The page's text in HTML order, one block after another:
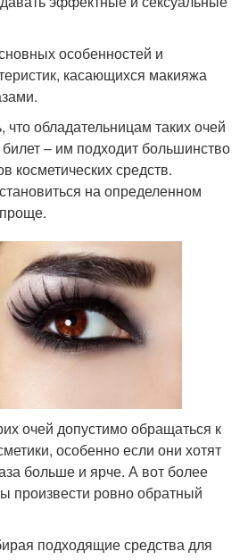
особенностей и
касающихся макияжа
что обладательницам таких очей
– им подходит большинство
косметических средств.
на определенном
очей допустимо обращаться к
особенно если они хотят
больше и ярче. А вот более
произвести ровно обратный
подходящие средства для